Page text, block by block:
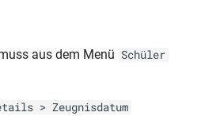
aus dem Menü Schüler
> Zeugnisdatum